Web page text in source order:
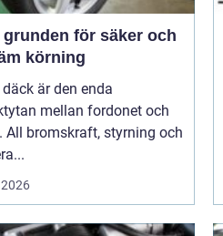
körning
är den enda
mellan fordonet och
All bromskraft, styrning och